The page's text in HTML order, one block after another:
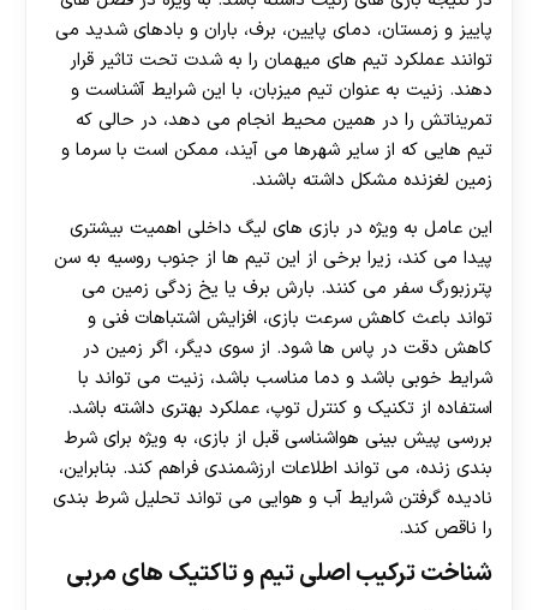
پاییز و زمستان، دمای پایین، برف، باران و بادهای شدید می
توانند عملکرد تیم های میهمان را به شدت تحت تاثیر قرار
دهند. زنیت به عنوان تیم میزبان، با این شرایط آشناست و
تمریناتش را در همین محیط انجام می دهد، در حالی که
تیم هایی که از سایر شهرها می آیند، ممکن است با سرما و
زمین لغزنده مشکل داشته باشند.
این عامل به ویژه در بازی های لیگ داخلی اهمیت بیشتری
پیدا می کند، زیرا برخی از این تیم ها از جنوب روسیه به سن
پترزبورگ سفر می کنند. بارش برف یا یخ زدگی زمین می
تواند باعث کاهش سرعت بازی، افزایش اشتباهات فنی و
کاهش دقت در پاس ها شود. از سوی دیگر، اگر زمین در
شرایط خوبی باشد و دما مناسب باشد، زنیت می تواند با
استفاده از تکنیک و کنترل توپ، عملکرد بهتری داشته باشد.
بررسی پیش بینی هواشناسی قبل از بازی، به ویژه برای شرط
بندی زنده، می تواند اطلاعات ارزشمندی فراهم کند. بنابراین،
نادیده گرفتن شرایط آب و هوایی می تواند تحلیل شرط بندی
را ناقص کند.
شناخت ترکیب اصلی تیم و تاکتیک‌ های مربی